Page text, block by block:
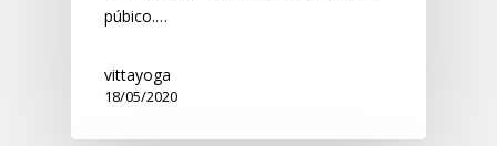
púbico.…
vittayoga
18/05/2020